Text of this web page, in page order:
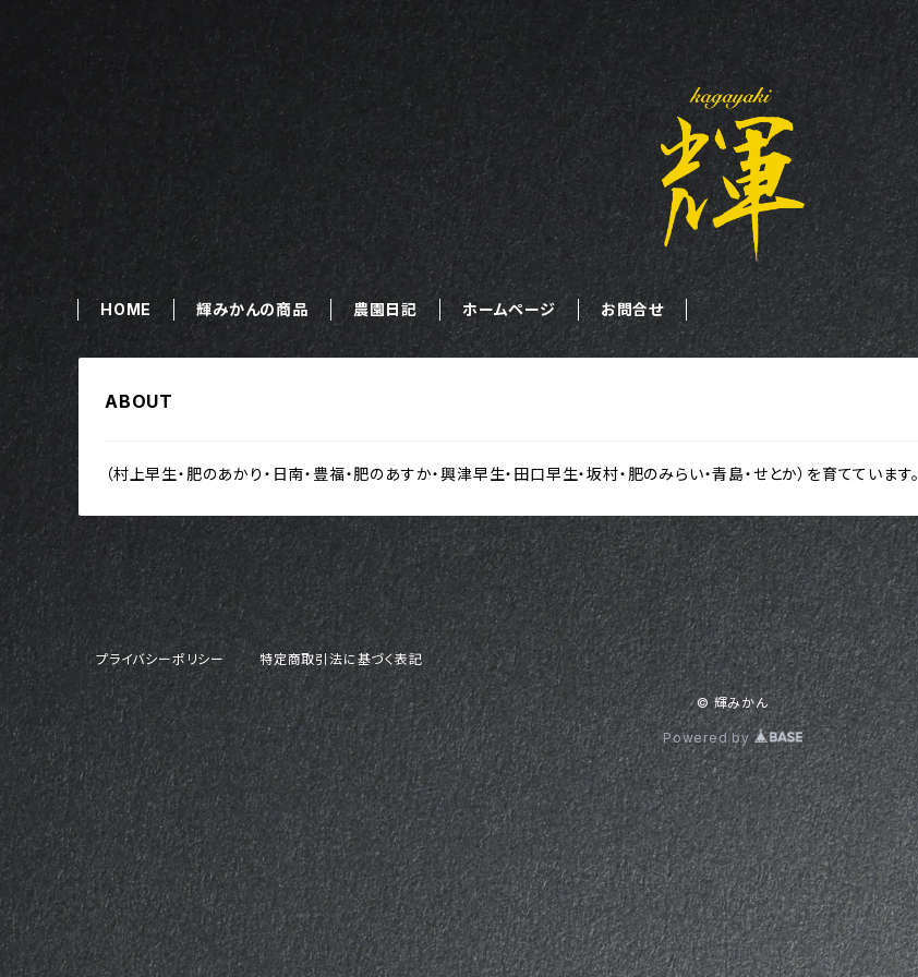
HOME 輝みかんの商品 農園日記 ホームページ お問合せ
ABOUT
（村上早生・肥のあかり・日南・豊福・肥のあすか・興津早生・田口早生・坂村・肥のみらい・青島・せとか）を育てています。
プライバシーポリシー 特定商取引法に基づく表記
© 輝みかん
Powered by